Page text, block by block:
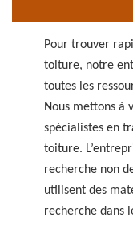
Pour trouver
toiture, notre
toutes les
Nous mettons à
spécialistes en
toiture.
recherche non
utilisent des
recherche dans